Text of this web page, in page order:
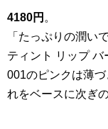
4180円 。
「たっぷりの潤い
ティント リップ バ
001のピンクは薄
れをベースに次ぎ